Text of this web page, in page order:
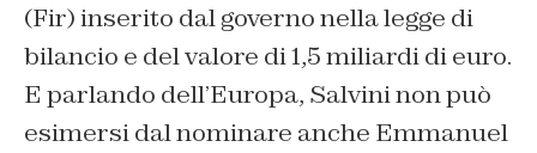
(Fir) inserito dal governo nella legge di
bilancio e del valore di 1,5 miliardi di euro.
E parlando dell’Europa, Salvini non può
esimersi dal nominare anche Emmanuel